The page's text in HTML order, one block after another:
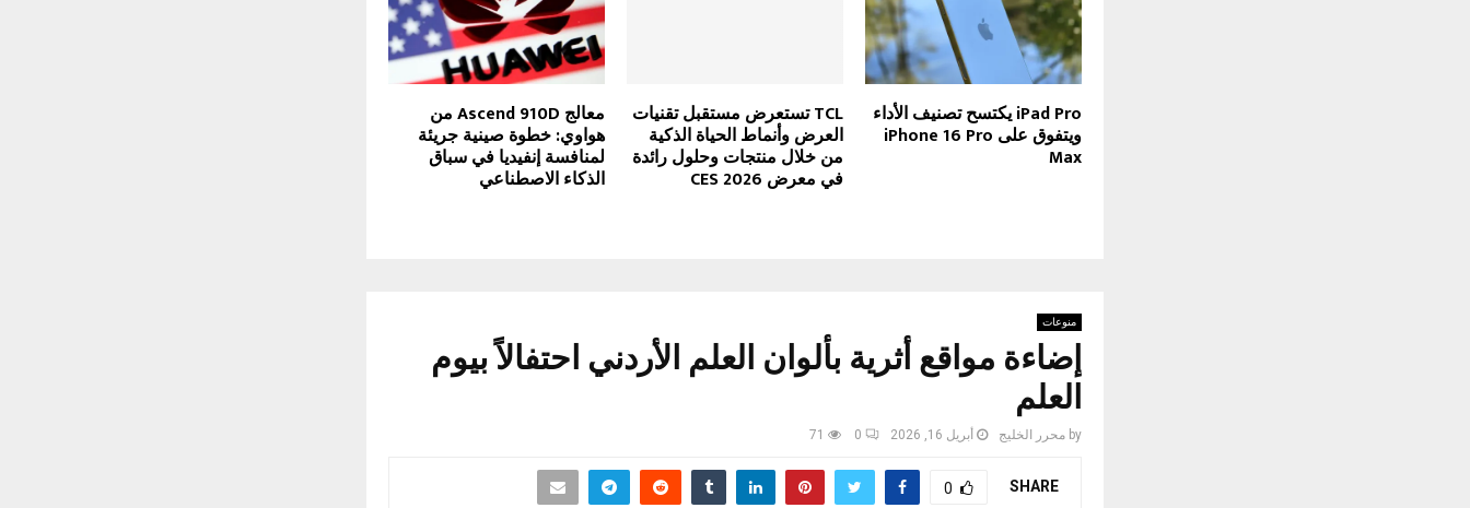
iPad Pro يكتسح تصنيف الأداء
ويتفوق على iPhone 16 Pro
Max
TCL تستعرض مستقبل تقنيات
العرض وأنماط الحياة الذكية
من خلال منتجات وحلول رائدة
في معرض CES 2026
معالج Ascend 910D من
هواوي: خطوة صينية جريئة
لمنافسة إنفيديا في سباق
الذكاء الاصطناعي
منوعات
إضاءة مواقع أثرية بألوان العلم الأردني احتفالاً بيوم
العلم
by محرر الخليج أبريل 16, 2026 0
71
SHARE
0